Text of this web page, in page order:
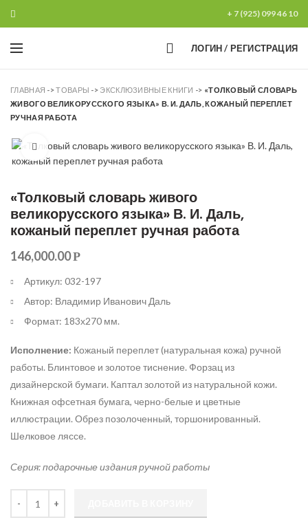
+ 7 (925) 099 46 10
0 ЛОГИН / РЕГИСТРАЦИЯ
ГЛАВНАЯ ->ТОВАРЫ -> ЭКСКЛЮЗИВНЫЕ КНИГИ -> «ТОЛКОВЫЙ СЛОВАРЬ
ЖИВОГО ВЕЛИКОРУССКОГО ЯЗЫКА» В. И. ДАЛЬ, КОЖАНЫЙ ПЕРЕПЛЕТ
РУЧНАЯ РАБОТА
Увеличить
«Толковый словарь живого
великорусского языка» В. И. Даль,
кожаный переплет ручная работа
146,000.00Р
Артикул: 032-197
Автор: Владимир Иванович Даль
Формат: 183х270 мм.
Исполнение: Кожаный переплет (натуральная кожа) ручной
работы. Блинтовое и золотое тиснение. Форзац из
дизайнерской бумаги. Каптал золотой из натуральной кожи.
Книжная офсетная бумага, черно-белые и цветные
иллюстрации. Обрез позолоченный, торшонированный.
Шелковое ляссе.
Серия: подарочные издания ручной работы